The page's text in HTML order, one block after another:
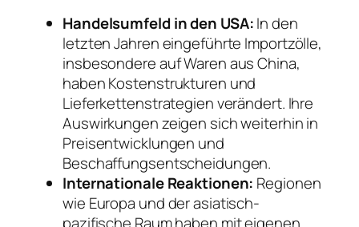
Handelsumfeld in den USA:In den
letzten Jahren eingeführte Importzölle,
insbesondere auf Waren aus China,
haben Kostenstrukturen und
Lieferkettenstrategien verändert. Ihre
Auswirkungen zeigen sich weiterhin in
Preisentwicklungen und
Beschaffungsentscheidungen.
Internationale Reaktionen: Regionen
wie Europa und der asiatisch-